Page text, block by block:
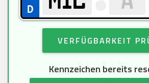
VERFÜGBARKEIT
Kennzeichen bereits